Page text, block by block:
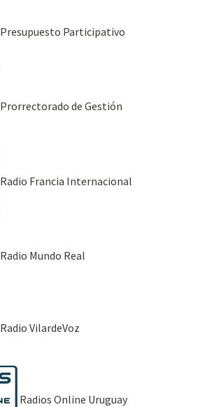
Presupuesto Participativo
Prorrectorado de Gestión
Radio Francia Internacional
Radio Mundo Real
Radio VilardeVoz
Radios Online Uruguay